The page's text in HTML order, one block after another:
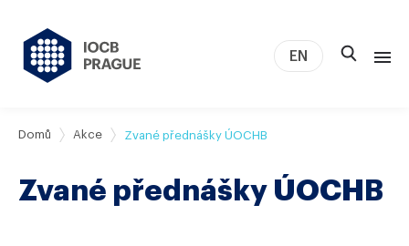
O nás
Novinky
EN
Domů Akce Zvané přednášky ÚOCHB
Zvané přednášky ÚOCHB